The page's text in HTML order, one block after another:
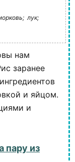
лук;
нам
заранее
и яйцом.
и
пару из